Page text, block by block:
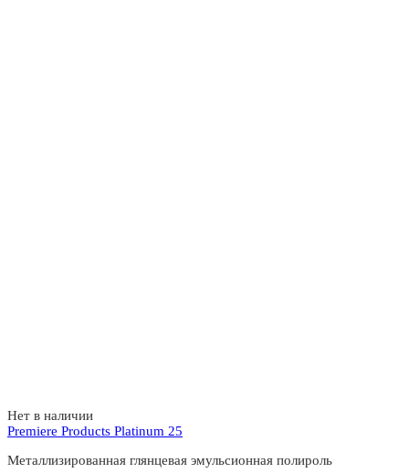
Нет в наличии
Premiere Products Platinum 25
Металлизированная глянцевая эмульсионная полироль